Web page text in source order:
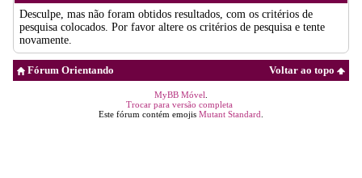
Desculpe, mas não foram obtidos resultados, com os critérios de
pesquisa colocados. Por favor altere os critérios de pesquisa e tente
novamente.
Voltar ao topo
Fórum Orientando
MyBB Móvel
Trocar para versão completa
Este fórum contém emojis Mutant Standard